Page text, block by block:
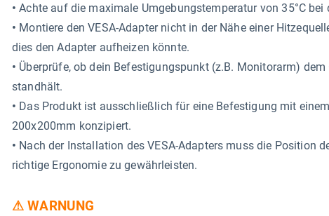
• Achte auf die maximale Umgebungstemperatur von 35°C bei
• Montiere den VESA-Adapter nicht in der Nähe einer
dies den Adapter aufheizen könnte.
• Überprüfe, ob dein Befestigungspunkt (z.B. Monitorarm)
standhält.
• Das Produkt ist ausschließlich für eine Befestigung mit
200x200mm konzipiert.
• Nach der Installation des VESA-Adapters muss die Position
richtige Ergonomie zu gewährleisten.
⚠ WARNUNG